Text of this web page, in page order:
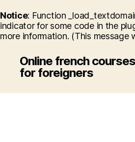
Notice: Function
indicator for some code in the
more information. (This message
Online french courses
for foreigners